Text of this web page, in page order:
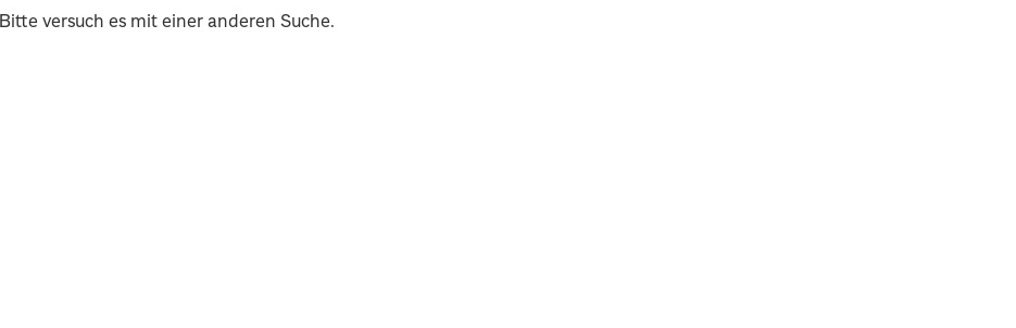
Bitte versuch es mit einer anderen Suche.